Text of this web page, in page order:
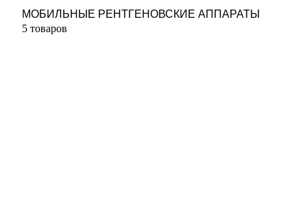
МОБИЛЬНЫЕ РЕНТГЕНОВСКИЕ АППАРАТЫ
5 товаров